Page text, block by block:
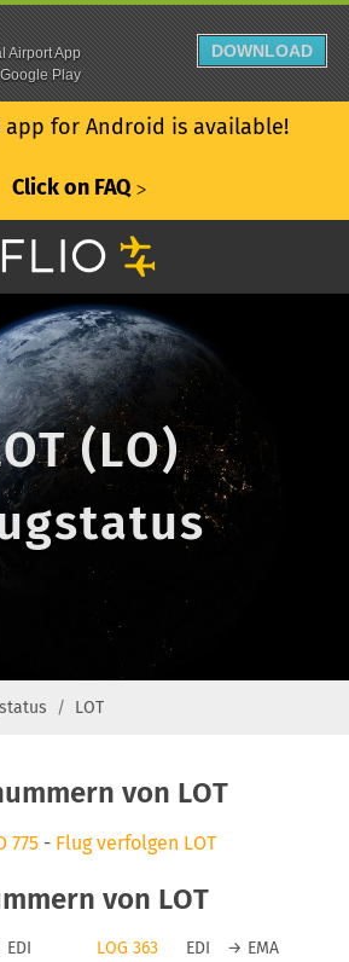
app for Android is available!
Click on FAQ ᐳ
(LO)
LOT
von LOT
775 - Flug verfolgen LOT
von LOT
EDI LOG 363 EDI → EMA
Airport App
Play
DOWNLOAD